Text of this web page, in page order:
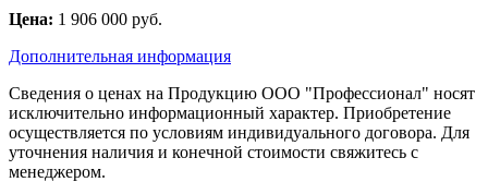
Цена: 1 906 000 руб.
Дополнительная информация
Сведения о ценах на Продукцию ООО "Профессионал" носят
исключительно информационный характер. Приобретение
осуществляется по условиям индивидуального договора. Для
уточнения наличия и конечной стоимости свяжитесь с
менеджером.